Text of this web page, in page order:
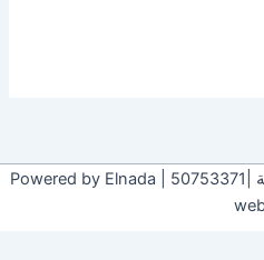
Copyright © 2024 النوبي ضيافة |50753371 | Powered by Elnada